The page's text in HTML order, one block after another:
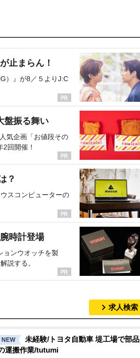
止まらん！
）』が8／５よりJ:C
盤振る舞い
気企画「お値段その
回開催！
？
スコンピューターの
時計登場
ョンウオッチを製
説する。
求人検索
NEW
未経験/トヨタ自動車 堤工場で部品
運搬作業/tutumi